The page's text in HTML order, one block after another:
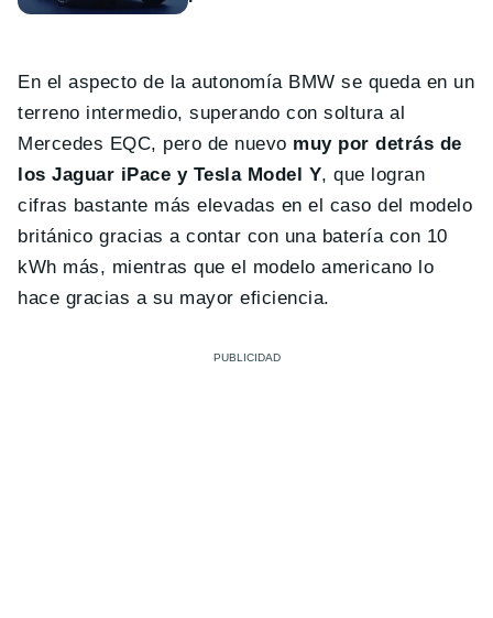
En el aspecto de la autonomía BMW se queda en un
terreno intermedio, superando con soltura al
Mercedes EQC, pero de nuevo muy por detrás de
los Jaguar iPace y Tesla Model Y, que logran
cifras bastante más elevadas en el caso del modelo
británico gracias a contar con una batería con 10
kWh más, mientras que el modelo americano lo
hace gracias a su mayor eficiencia.